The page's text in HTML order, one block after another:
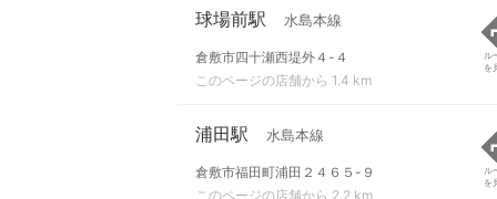
球場前駅 水島本線
倉敷市四十瀬西堤外４-４
このページの店舗から 1.4 km
ル
を
浦田駅 水島本線
倉敷市福田町浦田２４６５-９
このページの店舗から 2.2 km
ル
を